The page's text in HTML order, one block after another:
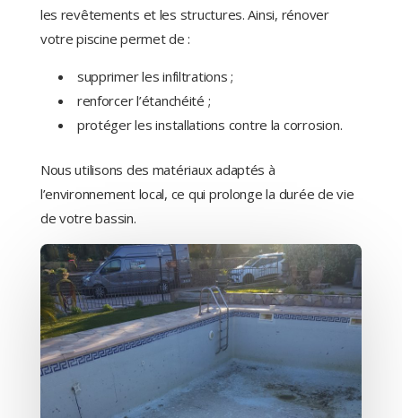
les revêtements et les structures. Ainsi, rénover
votre piscine permet de :
supprimer les infiltrations ;
renforcer l’étanchéité ;
protéger les installations contre la corrosion.
Nous utilisons des matériaux adaptés à
l’environnement local, ce qui prolonge la durée de vie
de votre bassin.